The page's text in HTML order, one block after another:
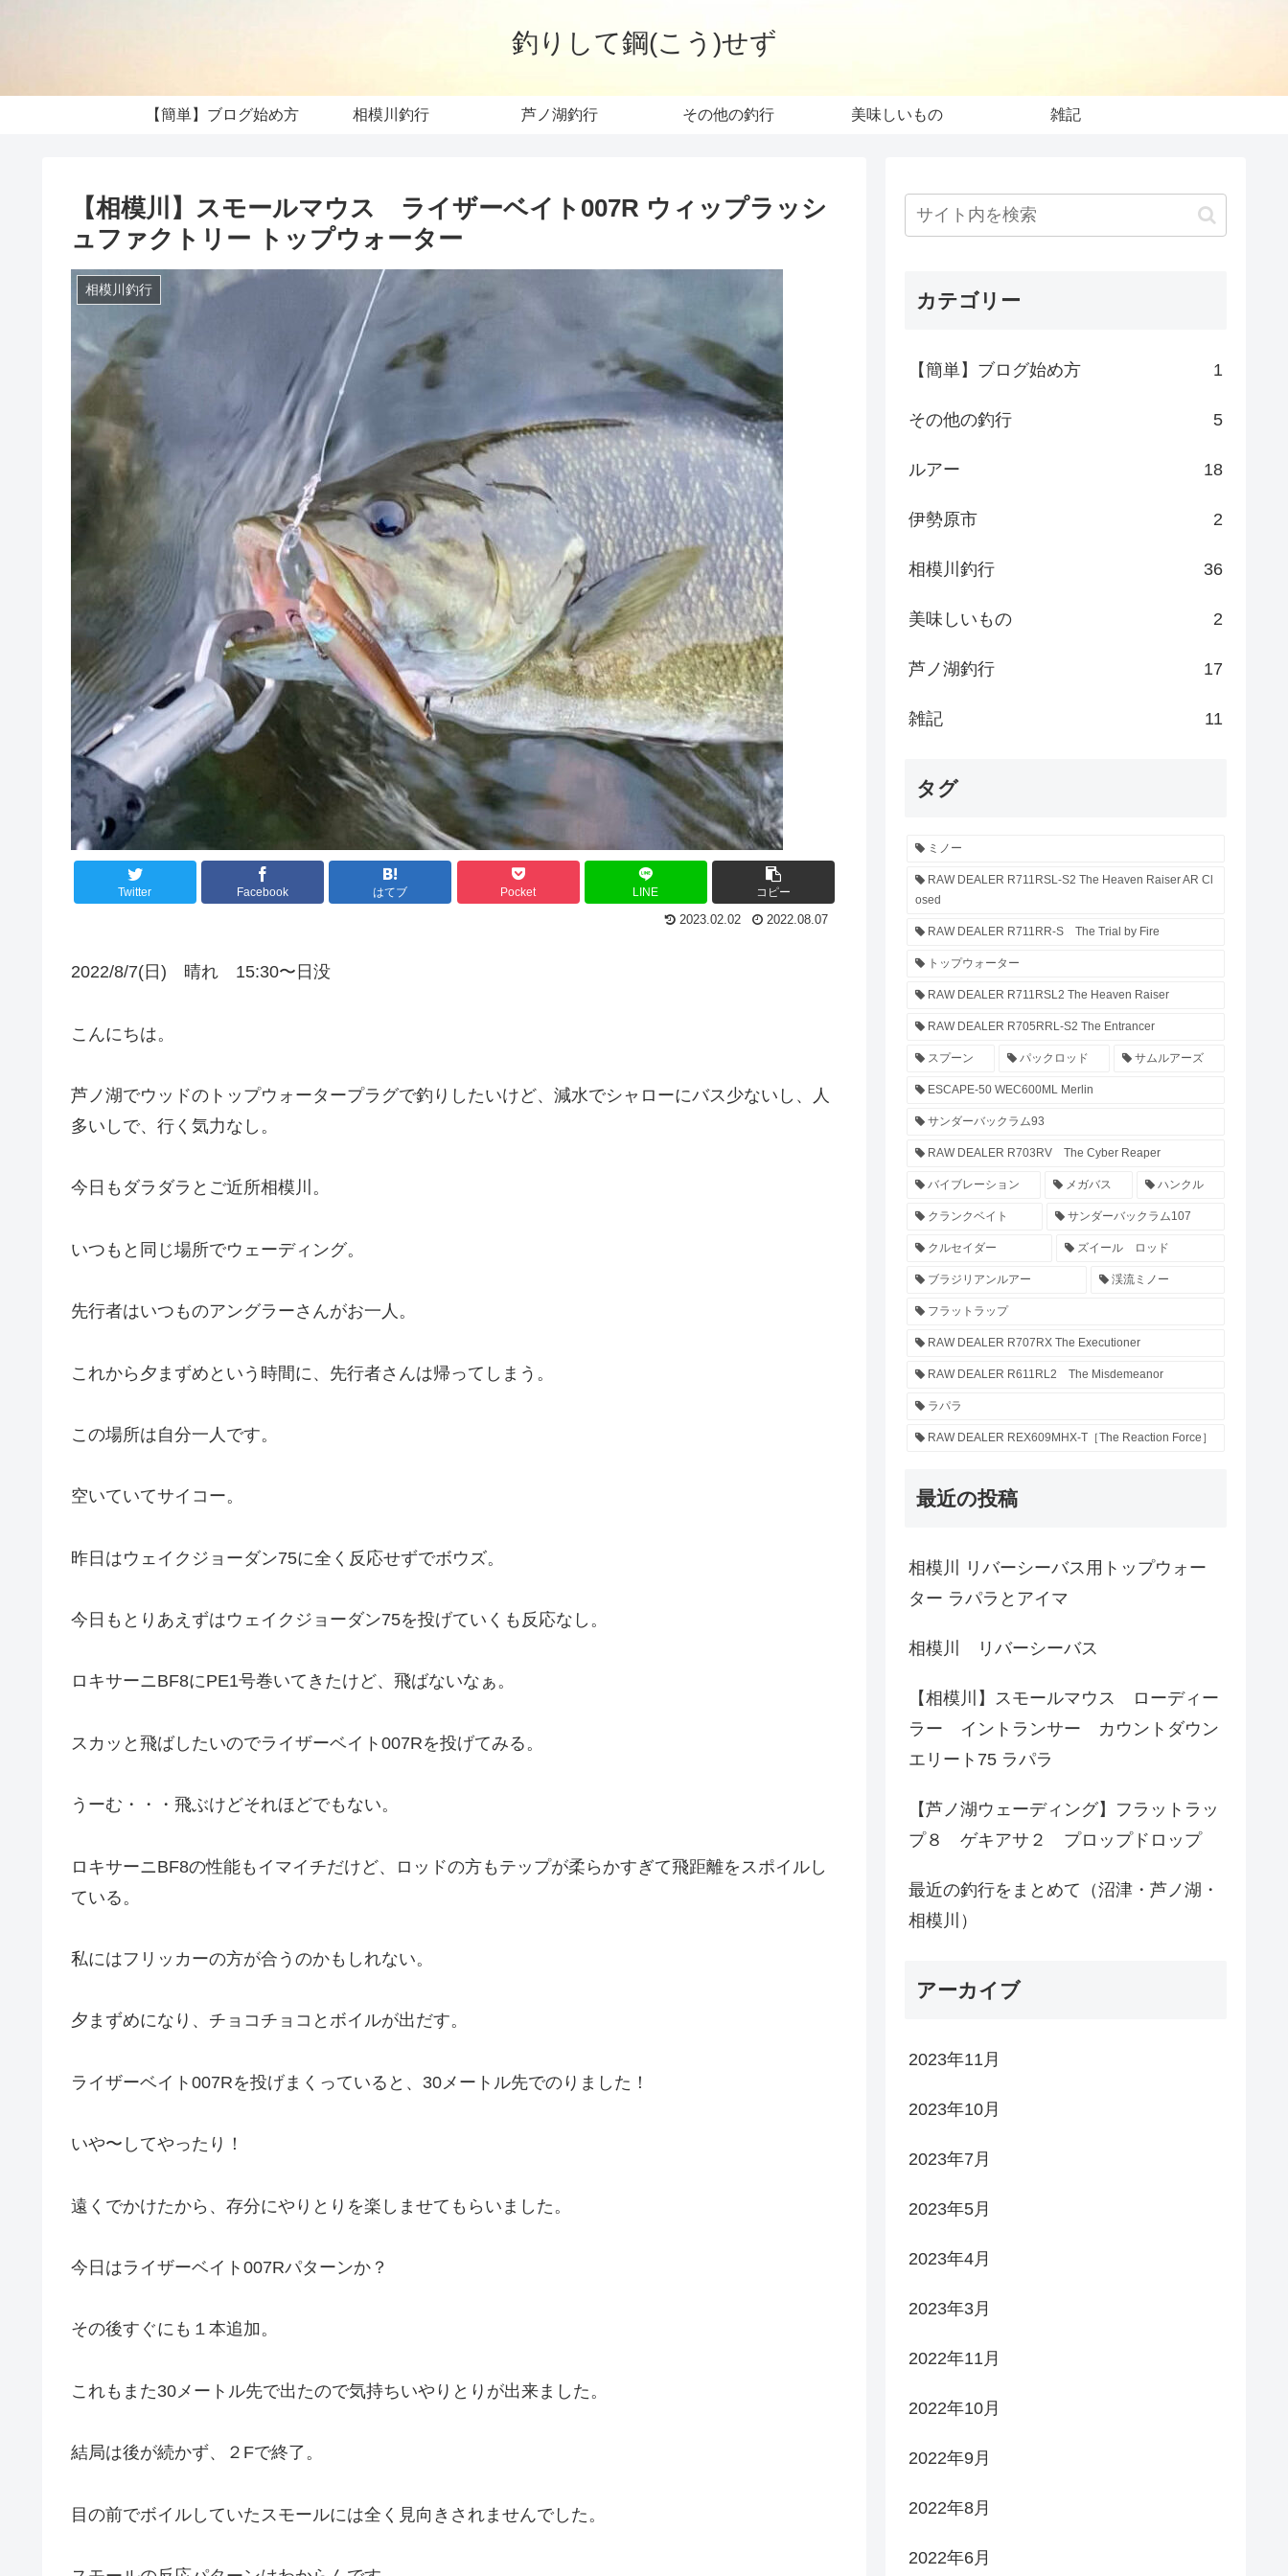
釣りして鋼(こう)せず
【簡単】ブログ始め方 相模川釣行 芦ノ湖釣行 その他の釣行 美味しいもの 雑記
【相模川】スモールマウス ライザーベイト007R ウィップラッシ
ュファクトリー トップウォーター
相模川釣行
Twitter Facebook はてブ Pocket LINE コピー
2023.02.02 2022.08.07
2022/8/7(日) 晴れ 15:30〜日没
こんにちは。
芦ノ湖でウッドのトップウォータープラグで釣りしたいけど、減水でシャローにバス少ないし、人
多いしで、行く気力なし。
今日もダラダラとご近所相模川。
いつもと同じ場所でウェーディング。
先行者はいつものアングラーさんがお一人。
これから夕まずめという時間に、先行者さんは帰ってしまう。
この場所は自分一人です。
空いていてサイコー。
昨日はウェイクジョーダン75に全く反応せずでボウズ。
今日もとりあえずはウェイクジョーダン75を投げていくも反応なし。
ロキサーニBF8にPE1号巻いてきたけど、飛ばないなぁ。
スカッと飛ばしたいのでライザーベイト007Rを投げてみる。
うーむ・・・飛ぶけどそれほどでもない。
ロキサーニBF8の性能もイマイチだけど、ロッドの方もテップが柔らかすぎて飛距離をスポイルし
ている。
私にはフリッカーの方が合うのかもしれない。
夕まずめになり、チョコチョコとボイルが出だす。
ライザーベイト007Rを投げまくっていると、30メートル先でのりました！
いや〜してやったり！
遠くでかけたから、存分にやりとりを楽しませてもらいました。
今日はライザーベイト007Rパターンか？
その後すぐにも１本追加。
これもまた30メートル先で出たので気持ちいやりとりが出来ました。
結局は後が続かず、２Fで終了。
目の前でボイルしていたスモールには全く見向きされませんでした。
カテゴリー
【簡単】ブログ始め方 1
その他の釣行 5
ルアー 18
伊勢原市 2
相模川釣行 36
美味しいもの 2
芦ノ湖釣行 17
雑記 11
タグ
ミノー
RAW DEALER R711RSL-S2 The Heaven Raiser AR Cl
osed
RAW DEALER R711RR-S The Trial by Fire
トップウォーター
RAW DEALER R711RSL2 The Heaven Raiser
RAW DEALER R705RRL-S2 The Entrancer
スプーン パックロッド サムルアーズ
ESCAPE-50 WEC600ML Merlin
サンダーバックラム93
RAW DEALER R703RV The Cyber Reaper
バイブレーション メガバス ハンクル
クランクベイト サンダーバックラム107
クルセイダー ズイール ロッド
ブラジリアンルアー 渓流ミノー
フラットラップ
RAW DEALER R707RX The Executioner
RAW DEALER R611RL2 The Misdemeanor
ラパラ
RAW DEALER REX609MHX-T［The Reaction Force］
最近の投稿
相模川 リバーシーバス用トップウォー
ター ラパラとアイマ
相模川 リバーシーバス
【相模川】スモールマウス ローディー
ラー イントランサー カウントダウン
エリート75 ラパラ
【芦ノ湖ウェーディング】フラットラッ
プ８ ゲキアサ２ プロップドロップ
最近の釣行をまとめて（沼津・芦ノ湖・
相模川）
アーカイブ
2023年11月
2023年10月
2023年7月
2023年5月
2023年4月
2023年3月
2022年11月
2022年10月
2022年9月
2022年8月
2022年6月